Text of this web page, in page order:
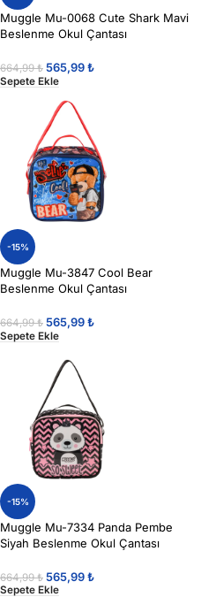
Muggle Mu-0068 Cute Shark Mavi
Beslenme Okul Çantası
664,99₺ 565,99₺
Sepete Ekle
-15%
Muggle Mu-3847 Cool Bear
Beslenme Okul Çantası
664,99₺ 565,99₺
Sepete Ekle
-15%
Muggle Mu-7334 Panda Pembe
Siyah Beslenme Okul Çantası
664,99₺ 565,99₺
Sepete Ekle